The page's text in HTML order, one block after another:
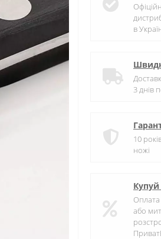
в
3 днів
10
ножі
або